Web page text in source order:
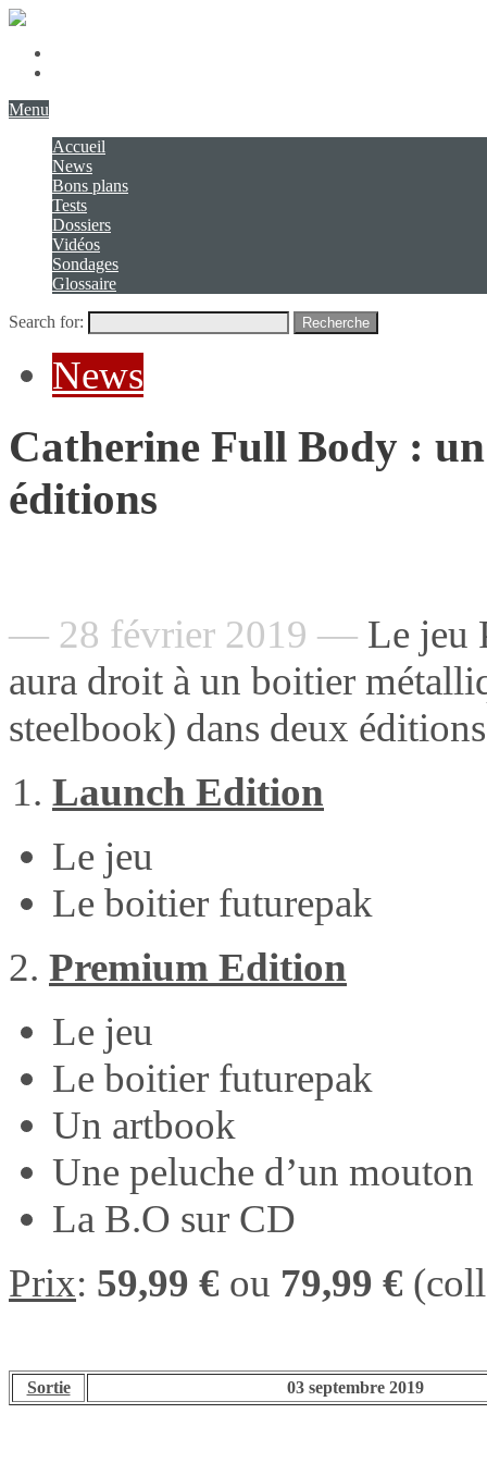
Menu
Accueil
News
Bons plans
Tests
Dossiers
Vidéos
Sondages
Glossaire
Search for: Recherche
News
Catherine Full Body :
éditions
— 28 février 2019 — Le jeu
aura droit à un boitier
steelbook) dans deux
Launch Edition
Le jeu
Le boitier futurepak
2. Premium Edition
Le jeu
Le boitier futurepak
Un artbook
Une peluche d’un mouton
La B.O sur CD
Prix: 59,99 € ou 79,99 €
Sortie 03 septembre 2019